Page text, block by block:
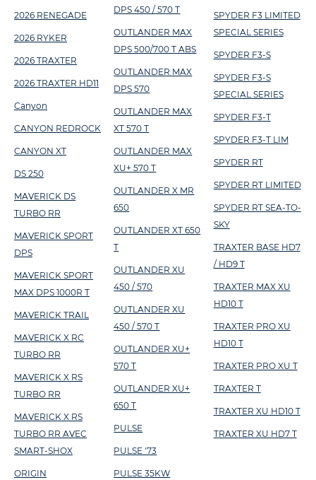
2026 RENEGADE
2026 RYKER
2026 TRAXTER
2026 TRAXTER HD11
Canyon
CANYON REDROCK
CANYON XT
DS 250
MAVERICK DS
TURBO RR
MAVERICK SPORT
DPS
MAVERICK SPORT
MAX DPS 1000R T
MAVERICK TRAIL
MAVERICK X RC
TURBO RR
MAVERICK X RS
TURBO RR
MAVERICK X RS
TURBO RR AVEC
SMART-SHOX
ORIGIN
DPS 450 / 570 T
OUTLANDER MAX
DPS 500/700 T ABS
OUTLANDER MAX
DPS 570
OUTLANDER MAX
XT 570 T
OUTLANDER MAX
XU+ 570 T
OUTLANDER X MR
650
OUTLANDER XT 650
T
OUTLANDER XU
450 / 570
OUTLANDER XU
450 / 570 T
OUTLANDER XU+
570 T
OUTLANDER XU+
650 T
PULSE
PULSE '73
PULSE 35KW
SPYDER F3 LIMITED
SPECIAL SERIES
SPYDER F3-S
SPYDER F3-S
SPECIAL SERIES
SPYDER F3-T
SPYDER F3-T LIM
SPYDER RT
SPYDER RT LIMITED
SPYDER RT SEA-TO-
SKY
TRAXTER BASE HD7
/ HD9 T
TRAXTER MAX XU
HD10 T
TRAXTER PRO XU
HD10 T
TRAXTER PRO XU T
TRAXTER T
TRAXTER XU HD10 T
TRAXTER XU HD7 T